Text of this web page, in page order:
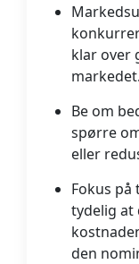
klar over
markedet.
Be om
spørre
eller
Fokus på
tydelig at
den